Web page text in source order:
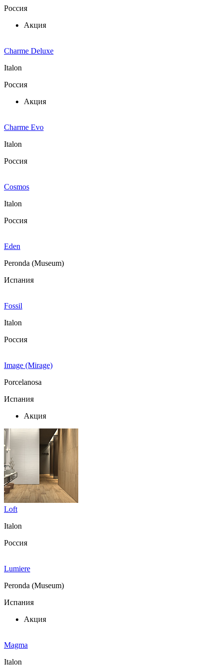
Россия
Акция
Charme Deluxe
Italon
Россия
Акция
Charme Evo
Italon
Россия
Cosmos
Italon
Россия
Eden
Peronda (Museum)
Испания
Fossil
Italon
Россия
Image (Mirage)
Porcelanosa
Испания
Акция
Loft
Italon
Россия
Lumiere
Peronda (Museum)
Испания
Акция
Magma
Italon